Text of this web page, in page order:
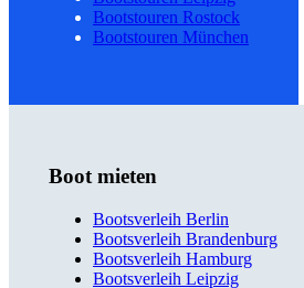
Bootstouren Rostock
Bootstouren München
Boot mieten
Bootsverleih Berlin
Bootsverleih Brandenburg
Bootsverleih Hamburg
Bootsverleih Leipzig